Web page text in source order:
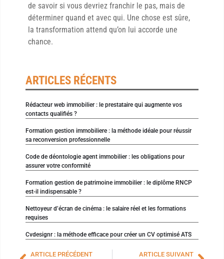
de savoir si vous devriez franchir le pas, mais de
déterminer quand et avec qui. Une chose est sûre,
la transformation attend qu’on lui accorde une
chance.
ARTICLES RÉCENTS
Rédacteur web immobilier : le prestataire qui augmente vos
contacts qualifiés ?
Formation gestion immobiliere : la méthode idéale pour réussir
sa reconversion professionnelle
Code de déontologie agent immobilier : les obligations pour
assurer votre conformité
Formation gestion de patrimoine immobilier : le diplôme RNCP
est-il indispensable ?
Nettoyeur d’écran de cinéma : le salaire réel et les formations
requises
Cvdesignr : la méthode efficace pour créer un CV optimisé ATS
ARTICLE PRÉCÉDENT ARTICLE SUIVANT